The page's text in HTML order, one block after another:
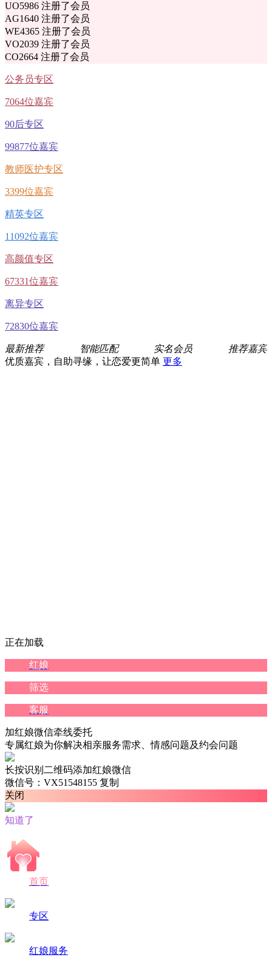
UO5986 注册了会员
AG1640 注册了会员
WE4365 注册了会员
VO2039 注册了会员
CO2664 注册了会员
公务员专区
7064位嘉宾
90后专区
99877位嘉宾
教师医护专区
3399位嘉宾
精英专区
11092位嘉宾
高颜值专区
67331位嘉宾
离异专区
72830位嘉宾
最新推荐 智能匹配 实名会员
推荐嘉宾
优质嘉宾，自助寻缘，让恋爱更简单 更多
正在加载
红娘
筛选
客服
加红娘微信牵线委托
专属红娘为你解决相亲服务需求、情感问题及约会问题
长按识别二维码添加红娘微信
微信号：VX51548155 复制
关闭
知道了
首页
专区
红娘服务